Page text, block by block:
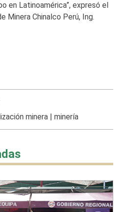
en Latinoamérica”, expresó el
Minera Chinalco Perú, Ing.
minera| minería